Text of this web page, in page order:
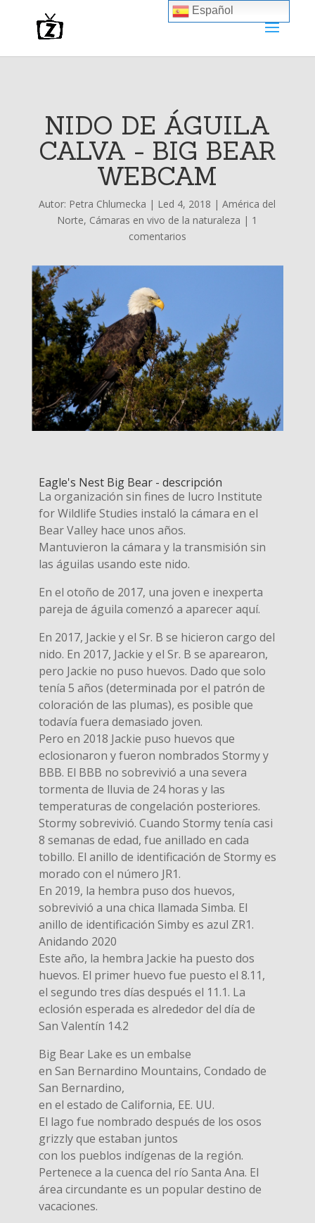
NIDO DE ÁGUILA
CALVA - BIG BEAR
WEBCAM
Autor: Petra Chlumecka | Led 4, 2018 |América del
Norte, Cámaras en vivo de la naturaleza | 1
comentarios
Eagle's Nest Big Bear - descripción
La organización sin fines de lucro Institute
for Wildlife Studies instaló la cámara en el
Bear Valley hace unos años.
Mantuvieron la cámara y la transmisión sin
las águilas usando este nido.
En el otoño de 2017, una joven e inexperta
pareja de águila comenzó a aparecer aquí.
En 2017, Jackie y el Sr. B se hicieron cargo del
nido. En 2017, Jackie y el Sr. B se aparearon,
pero Jackie no puso huevos. Dado que solo
tenía 5 años (determinada por el patrón de
coloración de las plumas), es posible que
todavía fuera demasiado joven.
Pero en 2018 Jackie puso huevos que
eclosionaron y fueron nombrados Stormy y
BBB. El BBB no sobrevivió a una severa
tormenta de lluvia de 24 horas y las
temperaturas de congelación posteriores.
Stormy sobrevivió. Cuando Stormy tenía casi
8 semanas de edad, fue anillado en cada
tobillo. El anillo de identificación de Stormy es
morado con el número JR1.
En 2019, la hembra puso dos huevos,
sobrevivió a una chica llamada Simba. El
anillo de identificación Simby es azul ZR1.
Anidando 2020
Este año, la hembra Jackie ha puesto dos
huevos. El primer huevo fue puesto el 8.11,
el segundo tres días después el 11.1. La
eclosión esperada es alrededor del día de
San Valentín 14.2
Big Bear Lake es un embalse
en San Bernardino Mountains, Condado de
San Bernardino,
en el estado de California, EE. UU.
El lago fue nombrado después de los osos
grizzly que estaban juntos
con los pueblos indígenas de la región.
Pertenece a la cuenca del río Santa Ana. El
área circundante es un popular destino de
vacaciones.
Español